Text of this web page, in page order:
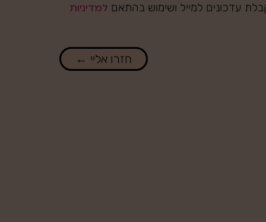
עדכונים למייל ושימוש בהתאם למדיניות
חזרו אליי ←